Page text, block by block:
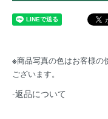
※商品写真の色はお客様の
ございます。
-返品について